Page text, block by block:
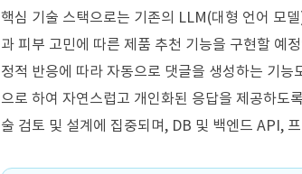
핵심 기술 스택으로는 기존의 LLM(대형 언어 모
과 피부 고민에 따른 제품 추천 기능을 구현할 예
정적 반응에 따라 자동으로 댓글을 생성하는 기
으로 하여 자연스럽고 개인화된 응답을 제공하도
술 검토 및 설계에 집중되며, DB 및 백엔드 API,